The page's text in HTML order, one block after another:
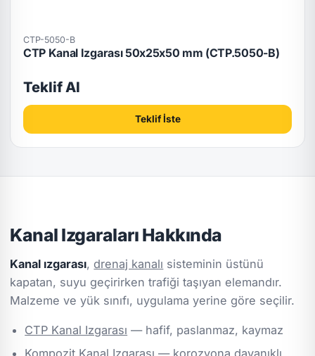
CTP-5050-B
CTP Kanal Izgarası 50x25x50 mm (CTP.5050-B)
Teklif Al
Teklif İste
Kanal Izgaraları Hakkında
Kanal ızgarası, drenaj kanalı sisteminin üstünü
kapatan, suyu geçirirken trafiği taşıyan elemandır.
Malzeme ve yük sınıfı, uygulama yerine göre seçilir.
CTP Kanal Izgarası — hafif, paslanmaz, kaymaz
Kompozit Kanal Izgarası — korozyona dayanıklı